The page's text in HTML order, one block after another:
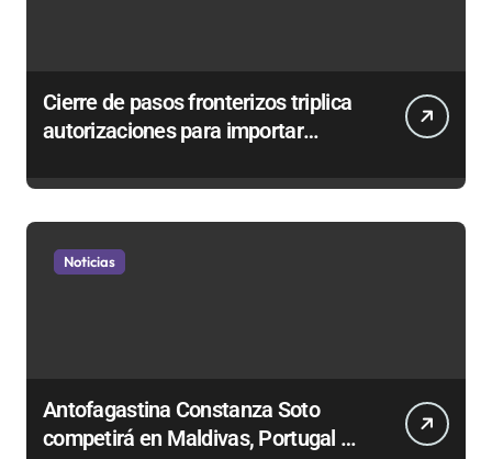
Cierre de pasos fronterizos triplica
autorizaciones para importar
Noticias
Antofagastina Constanza Soto
competirá en Maldivas, Portugal y